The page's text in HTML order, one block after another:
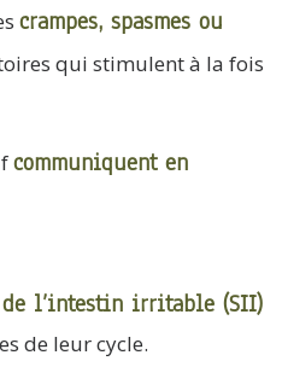
crampes, spasmes ou
qui stimulent à la fois
communiquent en
de l’intestin irritable (SII)
de leur cycle.